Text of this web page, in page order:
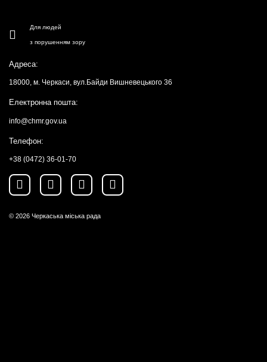
Для людей
з порушенням зору
Адреса:
18000, м. Черкаси, вул.Байди Вишневецького 36
Електронна пошта:
info@chmr.gov.ua
Телефон:
+38 (0472) 36-01-70
© 2026 Черкаська міська рада